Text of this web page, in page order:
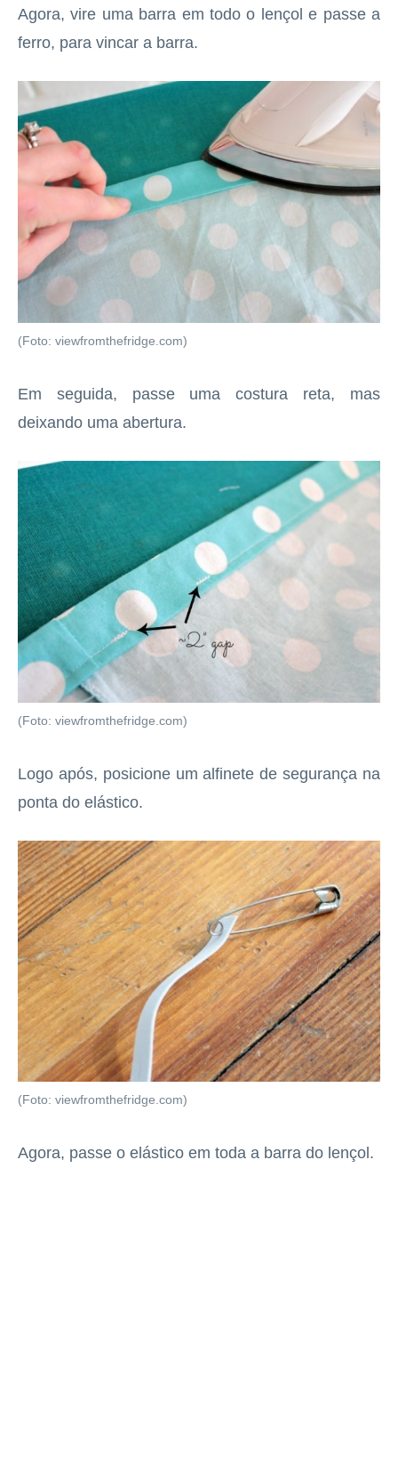
Agora, vire uma barra em todo o lençol e passe a
ferro, para vincar a barra.
(Foto: viewfromthefridge.com)
Em seguida, passe uma costura reta, mas
deixando uma abertura.
(Foto: viewfromthefridge.com)
Logo após, posicione um alfinete de segurança na
ponta do elástico.
(Foto: viewfromthefridge.com)
Agora, passe o elástico em toda a barra do lençol.